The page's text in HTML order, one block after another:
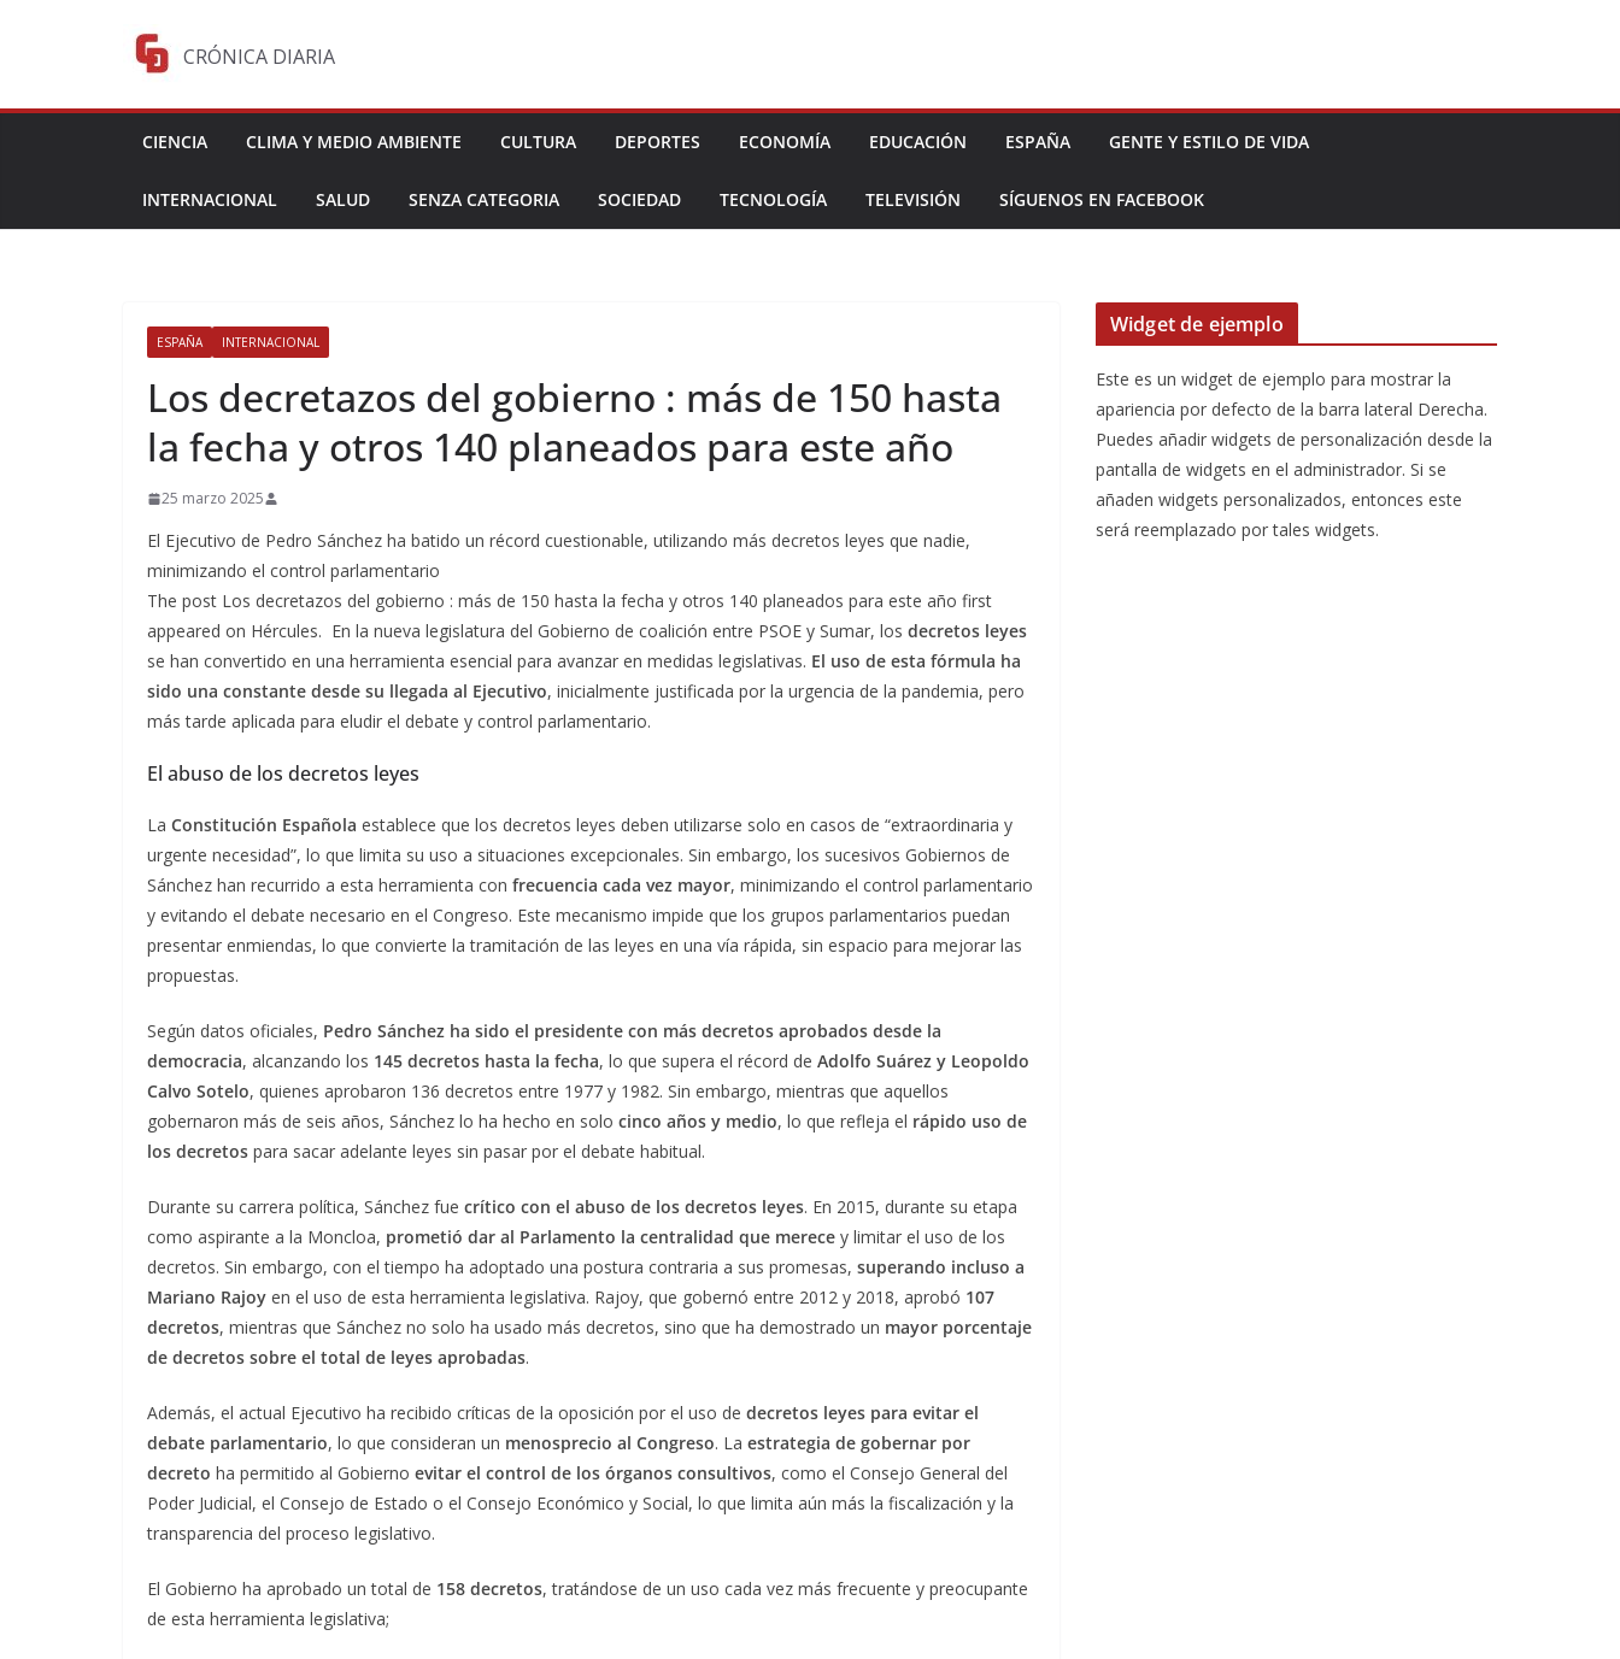
CRÓNICA DIARIA
CIENCIA CLIMA Y MEDIO AMBIENTE CULTURA DEPORTES ECONOMÍA EDUCACIÓN ESPAÑA GENTE Y ESTILO DE VIDA
INTERNACIONAL SALUD SENZA CATEGORIA SOCIEDAD TECNOLOGÍA TELEVISIÓN SÍGUENOS EN FACEBOOK
ESPAÑA INTERNACIONAL
Los decretazos del gobierno : más de 150 hasta
la fecha y otros 140 planeados para este año
25 marzo 2025
El Ejecutivo de Pedro Sánchez ha batido un récord cuestionable, utilizando más decretos leyes que nadie,
minimizando el control parlamentario
The post Los decretazos del gobierno : más de 150 hasta la fecha y otros 140 planeados para este año first
appeared on Hércules. En la nueva legislatura del Gobierno de coalición entre PSOE y Sumar, los decretos leyes
se han convertido en una herramienta esencial para avanzar en medidas legislativas. El uso de esta fórmula ha
sido una constante desde su llegada al Ejecutivo, inicialmente justificada por la urgencia de la pandemia, pero
más tarde aplicada para eludir el debate y control parlamentario.
El abuso de los decretos leyes
La Constitución Española establece que los decretos leyes deben utilizarse solo en casos de “extraordinaria y
urgente necesidad”, lo que limita su uso a situaciones excepcionales. Sin embargo, los sucesivos Gobiernos de
Sánchez han recurrido a esta herramienta con frecuencia cada vez mayor, minimizando el control parlamentario
y evitando el debate necesario en el Congreso. Este mecanismo impide que los grupos parlamentarios puedan
presentar enmiendas, lo que convierte la tramitación de las leyes en una vía rápida, sin espacio para mejorar las
propuestas.
Según datos oficiales, Pedro Sánchez ha sido el presidente con más decretos aprobados desde la
democracia, alcanzando los 145 decretos hasta la fecha, lo que supera el récord de Adolfo Suárez y Leopoldo
Calvo Sotelo, quienes aprobaron 136 decretos entre 1977 y 1982. Sin embargo, mientras que aquellos
gobernaron más de seis años, Sánchez lo ha hecho en solo cinco años y medio, lo que refleja el rápido uso de
los decretos para sacar adelante leyes sin pasar por el debate habitual.
Durante su carrera política, Sánchez fue crítico con el abuso de los decretos leyes. En 2015, durante su etapa
como aspirante a la Moncloa, prometió dar al Parlamento la centralidad que merece y limitar el uso de los
decretos. Sin embargo, con el tiempo ha adoptado una postura contraria a sus promesas, superando incluso a
Mariano Rajoy en el uso de esta herramienta legislativa. Rajoy, que gobernó entre 2012 y 2018, aprobó 107
decretos, mientras que Sánchez no solo ha usado más decretos, sino que ha demostrado un mayor porcentaje
de decretos sobre el total de leyes aprobadas.
Además, el actual Ejecutivo ha recibido críticas de la oposición por el uso de decretos leyes para evitar el
debate parlamentario, lo que consideran un menosprecio al Congreso. La estrategia de gobernar por
decreto ha permitido al Gobierno evitar el control de los órganos consultivos, como el Consejo General del
Poder Judicial, el Consejo de Estado o el Consejo Económico y Social, lo que limita aún más la fiscalización y la
transparencia del proceso legislativo.
El Gobierno ha aprobado un total de 158 decretos, tratándose de un uso cada vez más frecuente y preocupante
de esta herramienta legislativa;
Widget de ejemplo
Este es un widget de ejemplo para mostrar la
apariencia por defecto de la barra lateral Derecha.
Puedes añadir widgets de personalización desde la
pantalla de widgets en el administrador. Si se
añaden widgets personalizados, entonces este
será reemplazado por tales widgets.